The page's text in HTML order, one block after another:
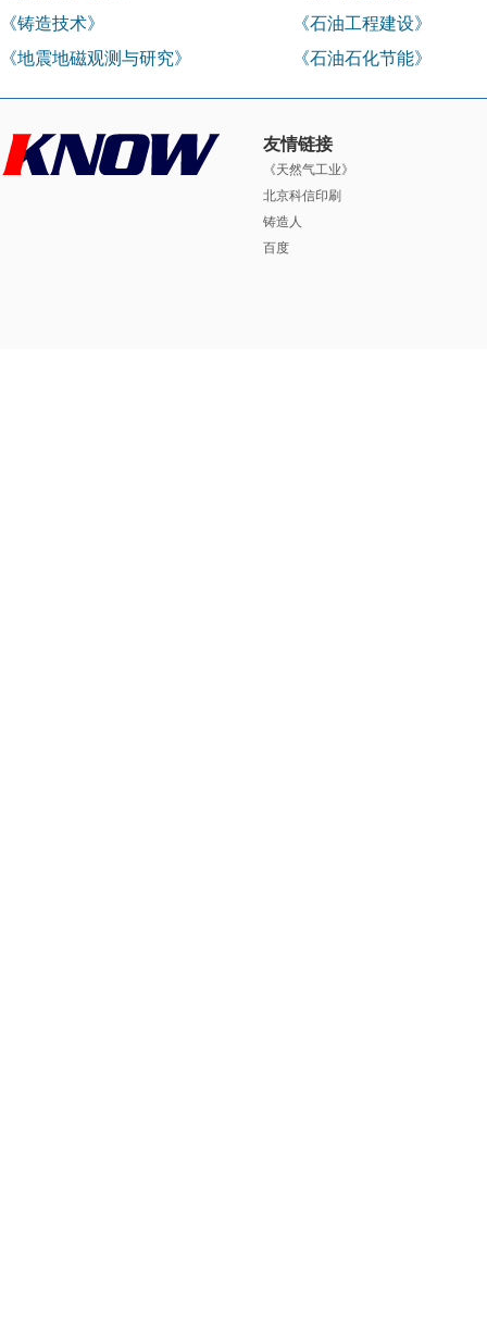
《铸造技术》
《石油工程建设》
《地震地磁观测与研究》
《石油石化节能》
友情链接
《天然气工业》
北京科信印刷
铸造人
百度